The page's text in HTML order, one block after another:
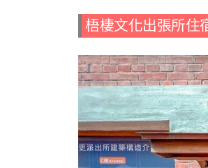
梧棲文化出張所住